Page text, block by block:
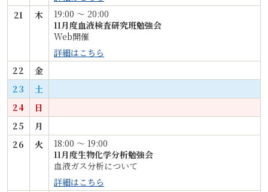
21
木
19:00 〜 20:00
11月度血液検査研究班勉強会
Web開催
詳細はこちら
22
金
23
土
24
日
25
月
26
火
18:00 〜 19:00
11月度生物化学分析勉強会
血液ガス分析について
詳細はこちら